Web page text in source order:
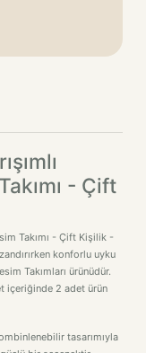
- Çift
Takımı - Çift Kişilik -
konforlu uyku
Takımları ürünüdür.
içeriğinde 2 adet ürün
tasarımıyla